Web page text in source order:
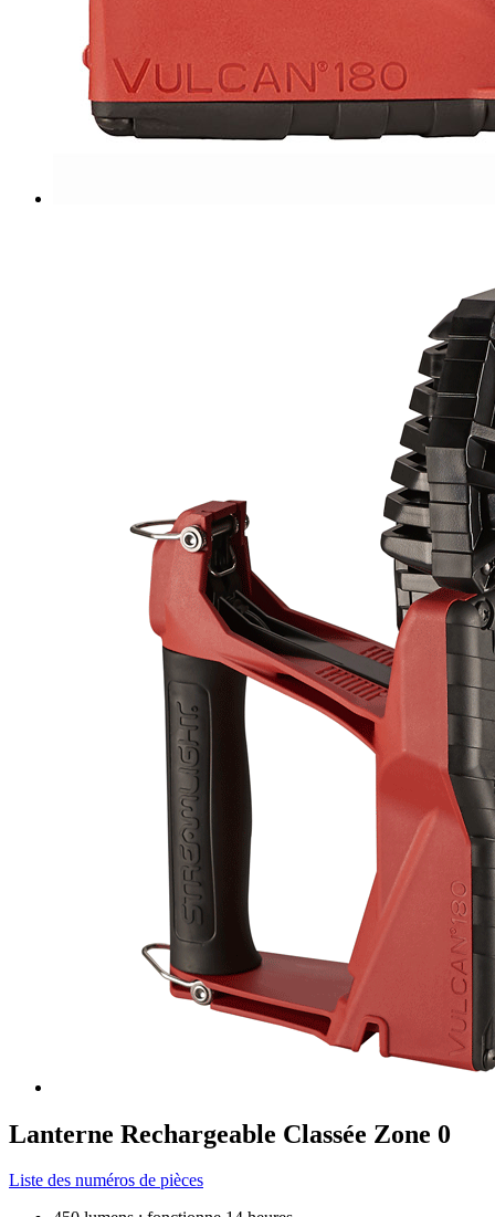
Lanterne Rechargeable Classée Zone 0
Liste des numéros de pièces